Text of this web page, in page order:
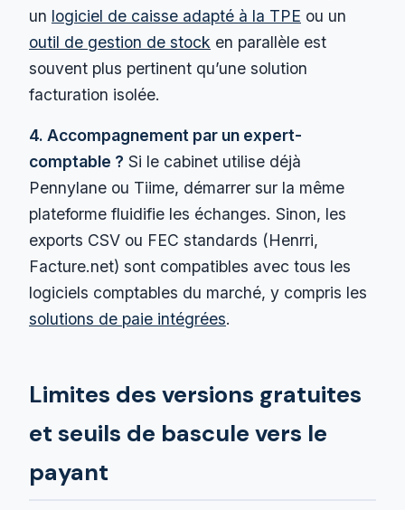
un logiciel de caisse adapté à la TPE ou un
outil de gestion de stock en parallèle est
souvent plus pertinent qu’une solution
facturation isolée.
4. Accompagnement par un expert-
comptable ? Si le cabinet utilise déjà
Pennylane ou Tiime, démarrer sur la même
plateforme fluidifie les échanges. Sinon, les
exports CSV ou FEC standards (Henrri,
Facture.net) sont compatibles avec tous les
logiciels comptables du marché, y compris les
solutions de paie intégrées.
Limites des versions gratuites
et seuils de bascule vers le
payant